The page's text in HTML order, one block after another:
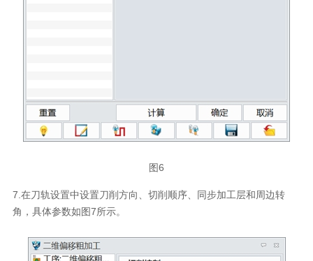
图6
7.在刀轨设置中设置刀削方向、切削顺序、同步加工层和周边转
角，具体参数如图7所示。